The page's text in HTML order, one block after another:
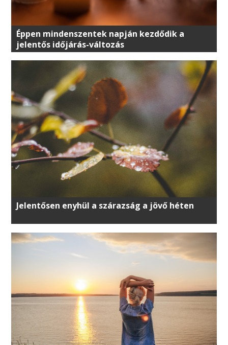
Éppen mindenszentek napján kezdődik a
jelentős időjárás-változás
Jelentősen enyhül a szárazság a jövő héten